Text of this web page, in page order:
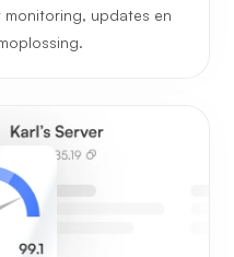
monitoring, updates en